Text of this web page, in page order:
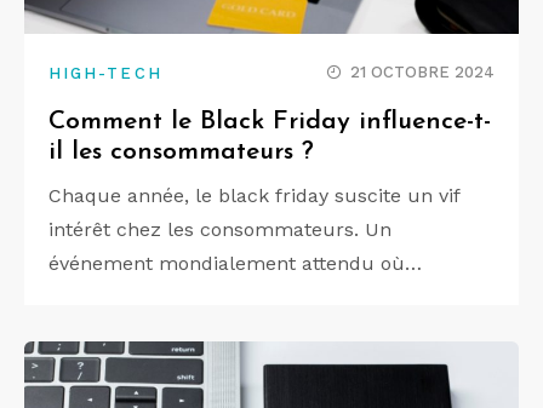
HIGH-TECH 21 OCTOBRE 2024
Comment le Black Friday influence-t-
il les consommateurs ?
Chaque année, le black friday suscite un vif
intérêt chez les consommateurs. Un
événement mondialement attendu où…